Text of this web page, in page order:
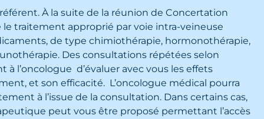
À la suite de la réunion de Concertation
le traitement approprié par voie intra-veineuse
de type chimiothérapie, hormonothérapie,
Des consultations répétées selon
l’oncologue d’évaluer avec vous les effets
et son efficacité. L’oncologue médical pourra
à l’issue de la consultation. Dans certains cas,
peut vous être proposé permettant l’accès